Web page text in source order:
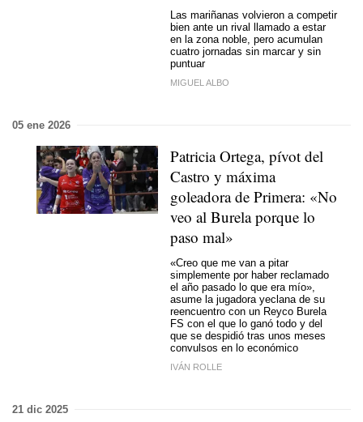
Las mariñanas volvieron a competir
bien ante un rival llamado a estar
en la zona noble, pero acumulan
cuatro jornadas sin marcar y sin
puntuar
MIGUEL ALBO
05 ene 2026
Patricia Ortega, pívot del
Castro y máxima
goleadora de Primera: «No
veo al Burela porque lo
paso mal»
«Creo que me van a pitar
simplemente por haber reclamado
el año pasado lo que era mío»,
asume la jugadora yeclana de su
reencuentro con un Reyco Burela
FS con el que lo ganó todo y del
que se despidió tras unos meses
convulsos en lo económico
IVÁN ROLLE
21 dic 2025